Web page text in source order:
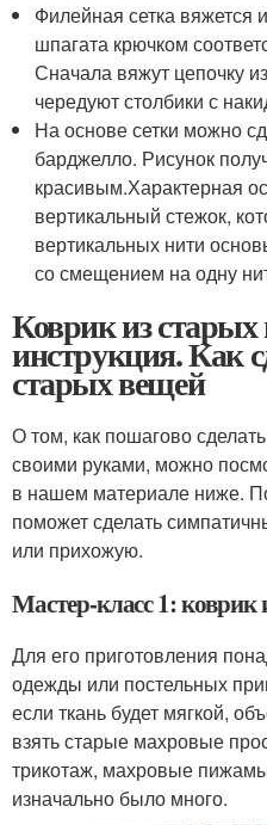
Филейная сетка вяжется
шпагата крючком
Сначала вяжут цепочку
чередуют столбики с
На основе сетки можно
барджелло. Рисунок
красивым.Характерная
вертикальный стежок,
вертикальных нити
со смещением на одну
Коврик из
инструкция. Как
старых вещей
О том, как пошагово
своими руками, можно
в нашем материале ниже.
поможет сделать
или прихожую.
Мастер-класс 1: коврик
Для его приготовления
одежды или постельных
если ткань будет мягкой,
взять старые махровые
трикотаж, махровые
изначально было много.